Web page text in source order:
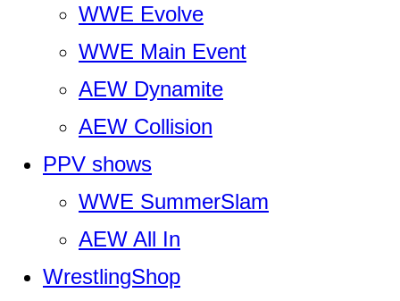
WWE Evolve
WWE Main Event
AEW Dynamite
AEW Collision
PPV shows
WWE SummerSlam
AEW All In
WrestlingShop